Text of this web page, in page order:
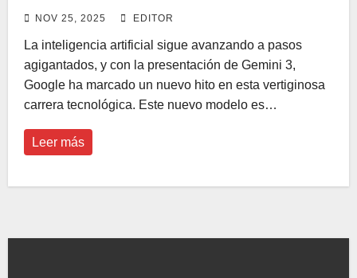
NOV 25, 2025 EDITOR
La inteligencia artificial sigue avanzando a pasos
agigantados, y con la presentación de Gemini 3,
Google ha marcado un nuevo hito en esta vertiginosa
carrera tecnológica. Este nuevo modelo es…
Leer más